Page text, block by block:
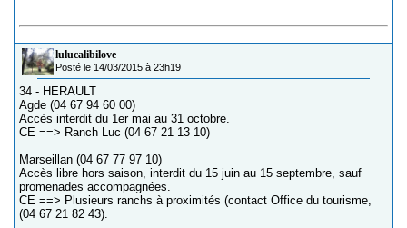
lulucalibilove
Posté le 14/03/2015 à 23h19
34 - HERAULT
Agde (04 67 94 60 00)
Accès interdit du 1er mai au 31 octobre.
CE ==> Ranch Luc (04 67 21 13 10)
Marseillan (04 67 77 97 10)
Accès libre hors saison, interdit du 15 juin au 15 septembre, sauf
promenades accompagnées.
CE ==> Plusieurs ranchs à proximités (contact Office du tourisme,
(04 67 21 82 43).